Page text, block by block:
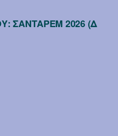
ΣΑΝΤΑΡΕΜ 2026 (Δ